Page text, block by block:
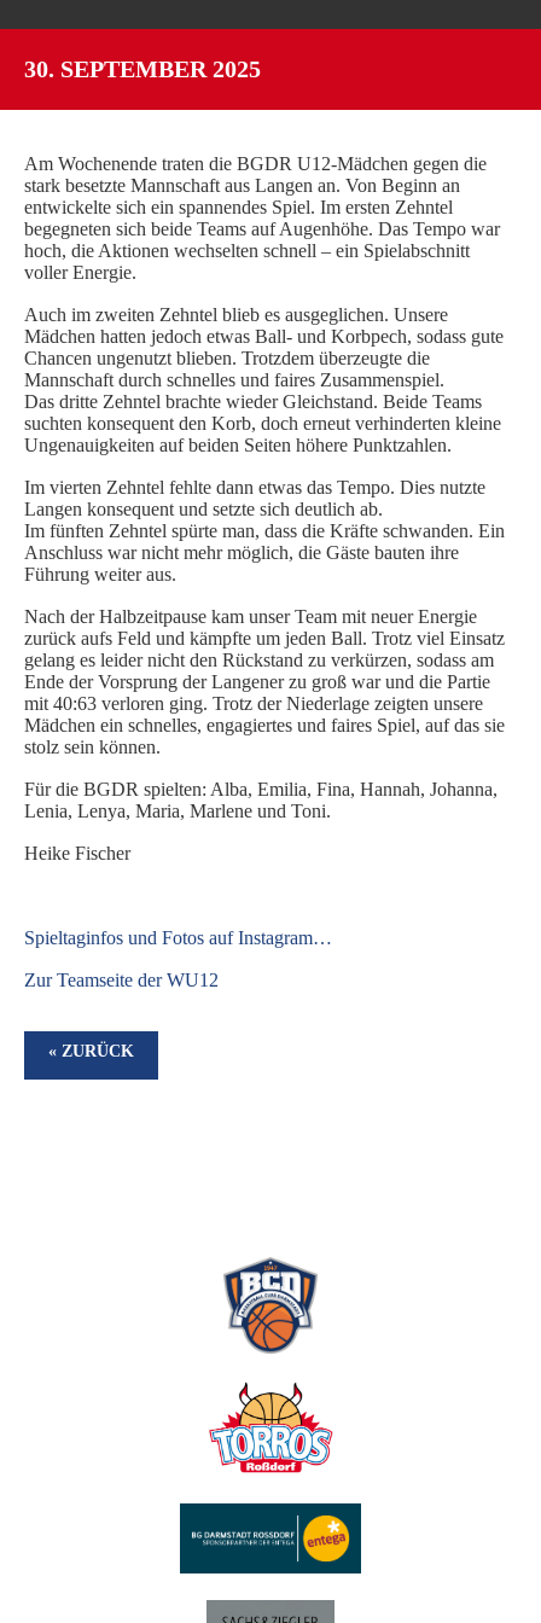
SPIELORGANISATION
SPIELPLÄNE UND ERGEBNISSE
BGDR-INSIDE
TRAINER*INNEN
DER VORSTAND
ORTHOPÄDISCHES TEAM
FÖRDERUNG
MITGLIEDSANTRAG
BLOG
SHOP
30. SEPTEMBER 2025
Am Wochenende traten die BGDR U12-Mädchen gegen die
stark besetzte Mannschaft aus Langen an. Von Beginn an
entwickelte sich ein spannendes Spiel. Im ersten Zehntel
begegneten sich beide Teams auf Augenhöhe. Das Tempo war
hoch, die Aktionen wechselten schnell – ein Spielabschnitt
voller Energie.
Auch im zweiten Zehntel blieb es ausgeglichen. Unsere
Mädchen hatten jedoch etwas Ball- und Korbpech, sodass gute
Chancen ungenutzt blieben. Trotzdem überzeugte die
Mannschaft durch schnelles und faires Zusammenspiel.
Das dritte Zehntel brachte wieder Gleichstand. Beide Teams
suchten konsequent den Korb, doch erneut verhinderten kleine
Ungenauigkeiten auf beiden Seiten höhere Punktzahlen.
Im vierten Zehntel fehlte dann etwas das Tempo. Dies nutzte
Langen konsequent und setzte sich deutlich ab.
Im fünften Zehntel spürte man, dass die Kräfte schwanden. Ein
Anschluss war nicht mehr möglich, die Gäste bauten ihre
Führung weiter aus.
Nach der Halbzeitpause kam unser Team mit neuer Energie
zurück aufs Feld und kämpfte um jeden Ball. Trotz viel Einsatz
gelang es leider nicht den Rückstand zu verkürzen, sodass am
Ende der Vorsprung der Langener zu groß war und die Partie
mit 40:63 verloren ging. Trotz der Niederlage zeigten unsere
Mädchen ein schnelles, engagiertes und faires Spiel, auf das sie
stolz sein können.
Für die BGDR spielten: Alba, Emilia, Fina, Hannah, Johanna,
Lenia, Lenya, Maria, Marlene und Toni.
Heike Fischer
Spieltaginfos und Fotos auf Instagram…
Zur Teamseite der WU12
« ZURÜCK